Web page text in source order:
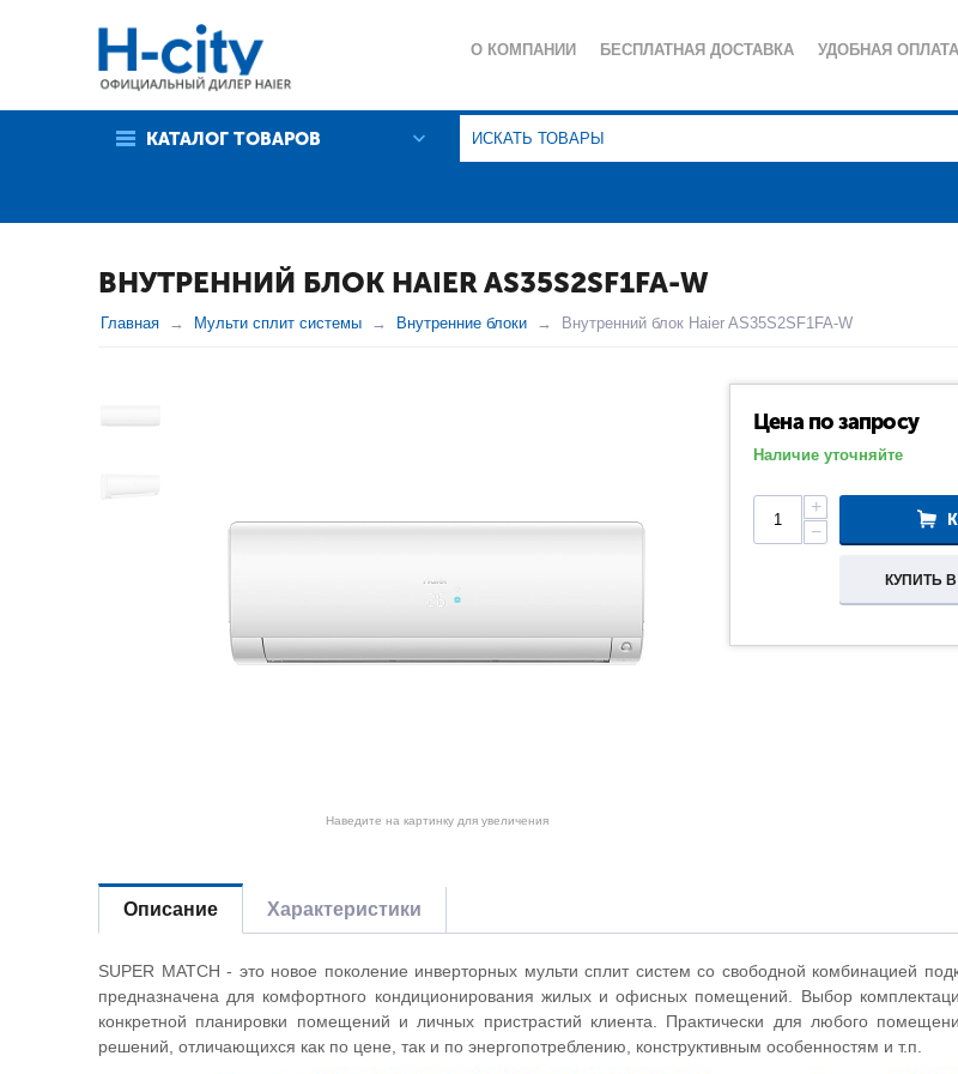
О КОМПАНИИ БЕСПЛАТНАЯ ДОСТАВКА УДОБНАЯ ОПЛАТА
КАТАЛОГ ТОВАРОВ
ВНУТРЕННИЙ БЛОК HAIER AS35S2SF1FA-W
Главная Мульти сплит системы Внутренние блоки Внутренний блок Haier AS35S2SF1FA-W
Наведите на картинку для увеличения
Цена по запросу
Наличие уточняйте
+
−
КУПИТЬ
Описание Характеристики
SUPER MATCH - это новое поколение инверторных мульти сплит систем со свободной комбинацией
предназначена для комфортного кондиционирования жилых и офисных помещений. Выбор
конкретной планировки помещений и личных пристрастий клиента. Практически для любого
решений, отличающихся как по цене, так и по энергопотреблению, конструктивным особенностям и т.п.